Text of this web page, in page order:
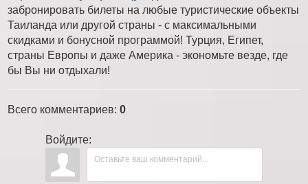
забронировать билеты на любые туристические объекты
Таиланда или другой страны - с максимальными
скидками и бонусной программой! Турция, Египет,
страны Европы и даже Америка - экономьте везде, где
бы Вы ни отдыхали!
Всего комментариев: 0
Войдите: